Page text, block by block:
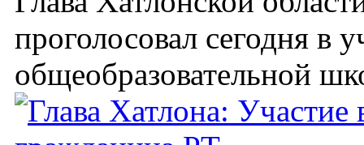
проголосовал сегодня в
общеобразовательной